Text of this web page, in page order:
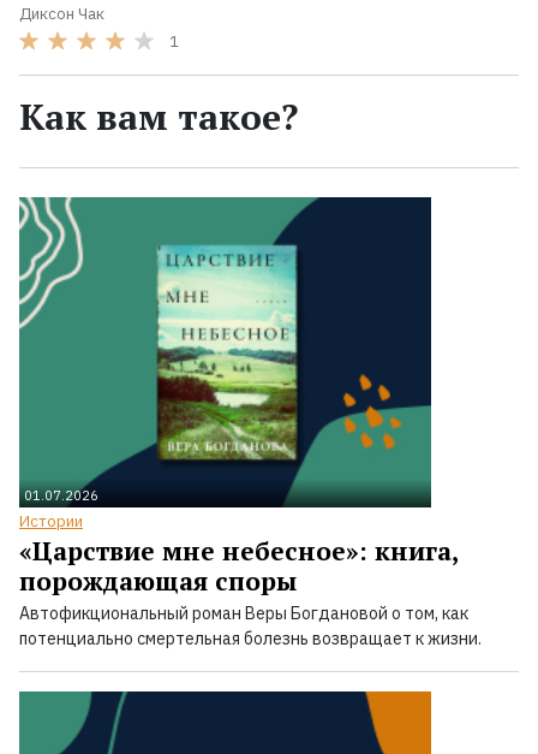
Диксон Чак
1
Как вам такое?
01.07.2026
Истории
«Царствие мне небесное»: книга,
порождающая споры
Автофикциональный роман Веры Богдановой о том, как
потенциально смертельная болезнь возвращает к жизни.